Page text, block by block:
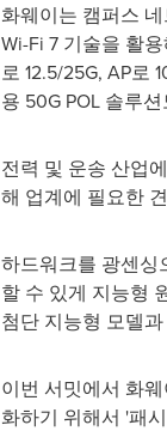
화웨이는 캠퍼스
Wi-Fi 7 기술을 활
로 12.5/25G, AP로
용 50G POL 솔루
전력 및 운송 산업
해 업계에 필요한
하드워크를 광센싱
할 수 있게 지능형
첨단 지능형 모델
이번 서밋에서 화
화하기 위해서 '패